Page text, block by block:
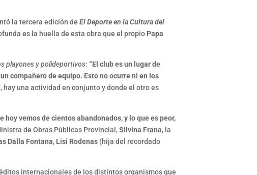
la tercera edición deEl Deporte en la Cultura del
es la huella de esta obra que el propio Papa
playones y polideportivos:“El club es un lugar de
compañero de equipo. Esto no ocurre ni en los
una actividad en conjunto y donde el otro es
vemos de cientos abandonados, y lo que es peor,
de Obras Públicas Provincial,Silvina Frana, la
Dalla Fontana, Lisi Rodenas (hija del recordado
internacionales de los distintos organismos que